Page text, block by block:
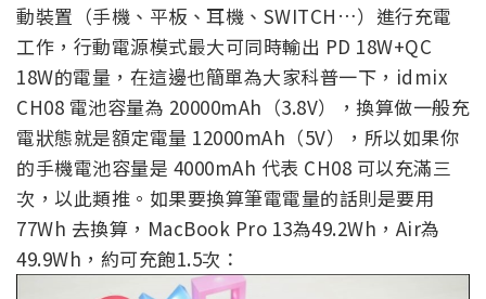
動裝置（手機、平板、耳機、SWITCH…）進行充電
工作，行動電源模式最大可同時輸出 PD 18W+QC
18W的電量，在這邊也簡單為大家科普一下，idmix
CH08 電池容量為 20000mAh（3.8V），換算做一般充
電狀態就是額定電量 12000mAh（5V），所以如果你
的手機電池容量是 4000mAh 代表 CH08 可以充滿三
次，以此類推。如果要換算筆電電量的話則是要用
77Wh 去換算，MacBook Pro 13為49.2Wh，Air為
49.9Wh，約可充飽1.5次：